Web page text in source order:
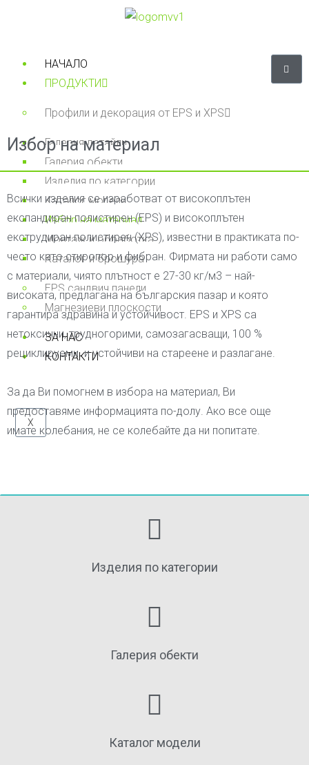
НАЧАЛО
ПРОДУКТИ
Профили и декорация от EPS и XPS
Галерия детайли
Галерия обекти
Изделия по категории
Каталог модели​
Избор на материал​
Монтаж и обработка
Каталог и брошура
EPS сандвич панели
Магнезиеви плоскости
ЗА НАС
КОНТАКТИ
X
Избор на материал​
Всички изделия се изработват от високоплътен
експандиран полистирен (EPS) и високоплътен
екструдиран полистирен (XPS), известни в практиката по-
често като стиропор и фибран. Фирмата ни работи само
с материали, чиято плътност е 27-30 кг/м3 – най-
високата, предлагана на българския пазар и която
гарантира здравина и устойчивост. EPS и XPS са
нетоксични, трудногорими, самозагасващи, 100 %
рециклируеми и устойчиви на стареене и разлагане.
За да Ви помогнем в избора на материал, Ви
предоставяме информацията по-долу. Ако все още
имате колебания, не се колебайте да ни попитате.
Изделия по категории
Галерия обекти
Каталог модели